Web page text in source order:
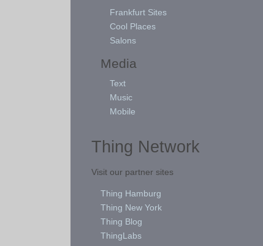
Frankfurt Sites
Cool Places
Salons
Media
Text
Music
Mobile
Thing Network
Visit our partner sites
Thing Hamburg
Thing New York
Thing Blog
ThingLabs